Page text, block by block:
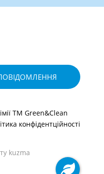
ТМ Green&Clean
конфідентційності
kuzma